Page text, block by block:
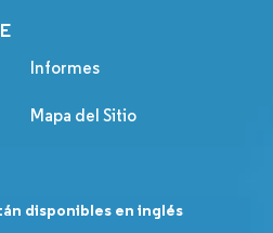
Informes
Mapa del Sitio
disponibles en inglés